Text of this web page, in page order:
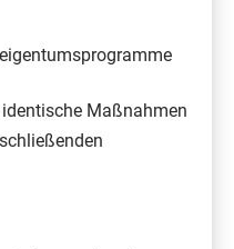
Maßnahmen